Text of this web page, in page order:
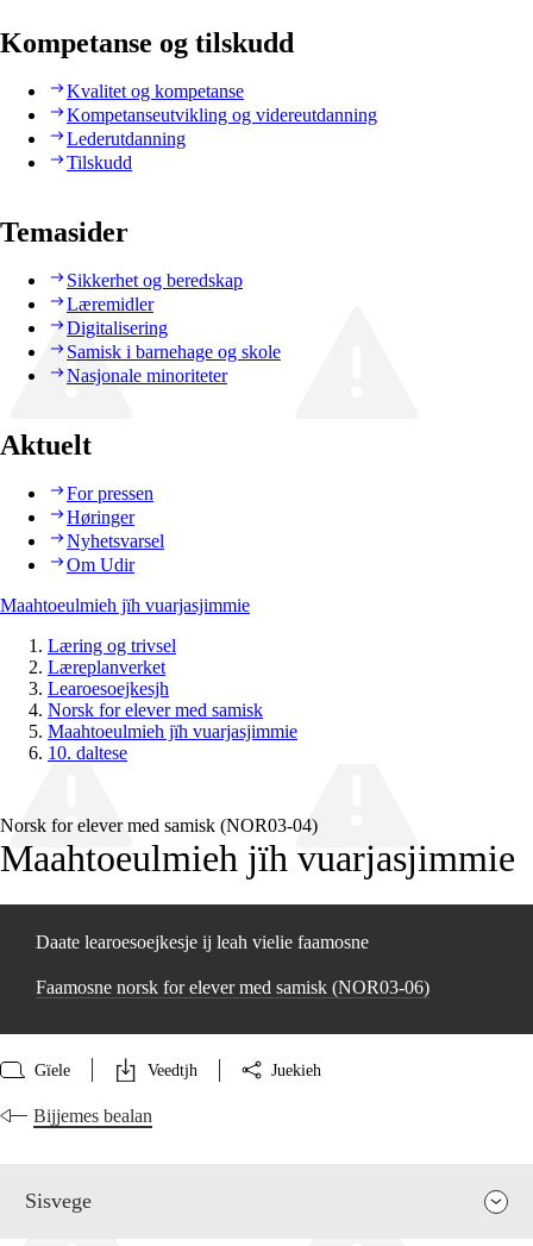
Kompetanse og tilskudd
Kvalitet og kompetanse
Kompetanseutvikling og videreutdanning
Lederutdanning
Tilskudd
Temasider
Sikkerhet og beredskap
Læremidler
Digitalisering
Samisk i barnehage og skole
Nasjonale minoriteter
Aktuelt
For pressen
Høringer
Nyhetsvarsel
Om Udir
Maahtoeulmieh jïh vuarjasjimmie
Læring og trivsel
Læreplanverket
Learoesoejkesjh
Norsk for elever med samisk
Maahtoeulmieh jïh vuarjasjimmie
10. daltese
Norsk for elever med samisk (NOR03‑04)
Maahtoeulmieh jïh vuarjasjimmie
Daate learoesoejkesje ij leah vielie faamosne
Faamosne norsk for elever med samisk (NOR03‑06)
Gïele Veedtjh Juekieh
Bijjemes bealan
Sisvege